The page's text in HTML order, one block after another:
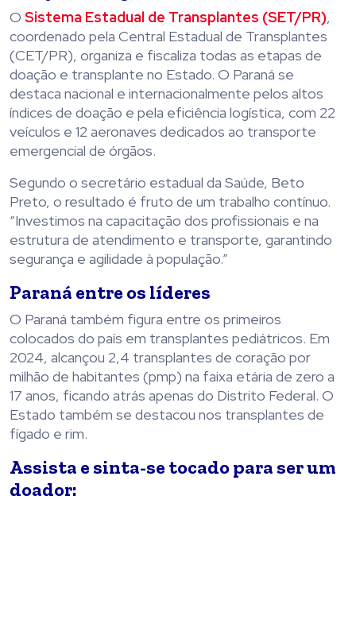
O Sistema Estadual de Transplantes (SET/PR),
coordenado pela Central Estadual de Transplantes
(CET/PR), organiza e fiscaliza todas as etapas de
doação e transplante no Estado. O Paraná se
destaca nacional e internacionalmente pelos altos
índices de doação e pela eficiência logística, com 22
veículos e 12 aeronaves dedicados ao transporte
emergencial de órgãos.
Segundo o secretário estadual da Saúde, Beto
Preto, o resultado é fruto de um trabalho contínuo.
“Investimos na capacitação dos profissionais e na
estrutura de atendimento e transporte, garantindo
segurança e agilidade à população.”
Paraná entre os líderes
O Paraná também figura entre os primeiros
colocados do país em transplantes pediátricos. Em
2024, alcançou 2,4 transplantes de coração por
milhão de habitantes (pmp) na faixa etária de zero a
17 anos, ficando atrás apenas do Distrito Federal. O
Estado também se destacou nos transplantes de
fígado e rim.
Assista e sinta-se tocado para ser um
doador: